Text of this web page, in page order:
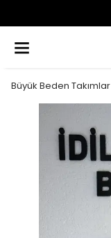
Büyük Beden Takımlar